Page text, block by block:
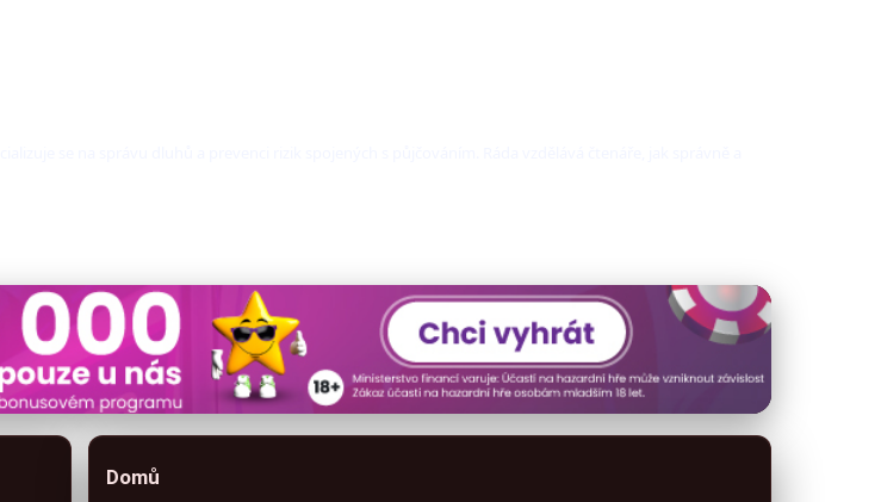
Domů